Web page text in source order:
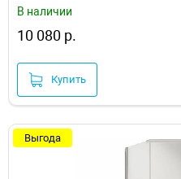
В наличии
10 080 р.
Купить
Выгода